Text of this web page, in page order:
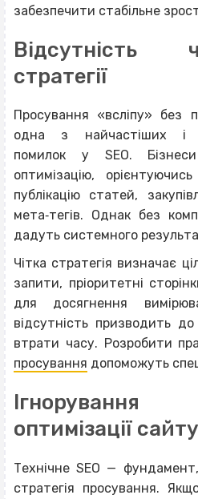
забезпечити стабільне
Відсутність
стратегії
Просування «всліпу» без
одна з найчастіших і
помилок у SEO.
оптимізацію,
публікацію статей,
мета‐тегів. Однак без
дадуть системного
Чітка стратегія визначає
запити, пріоритетні
для досягнення
відсутність призводить
втрати часу. Розробити
просування допоможуть
оптимізації сайту
Технічне SEO —
стратегія просування.